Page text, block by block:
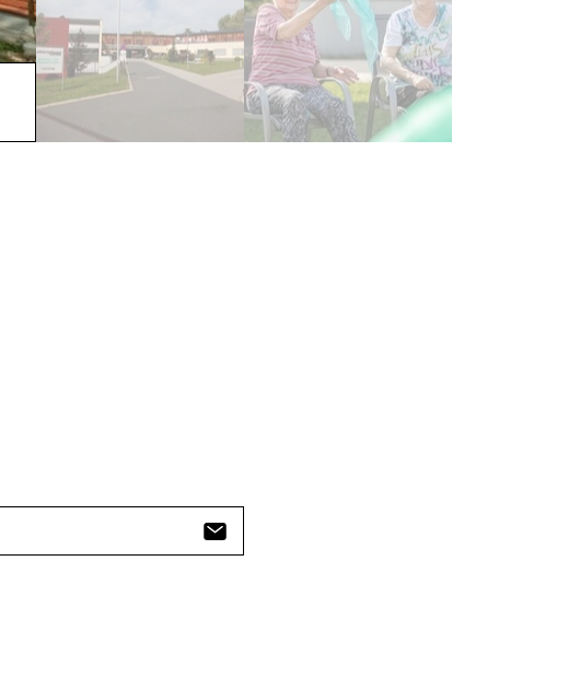
Hier bleib ich gern'!